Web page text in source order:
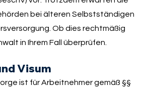
bei älteren Selbstständigen
Ob dies rechtmäßig
in Ihrem Fall überprüfen.
Visum
ist für Arbeitnehmer gemäß §§